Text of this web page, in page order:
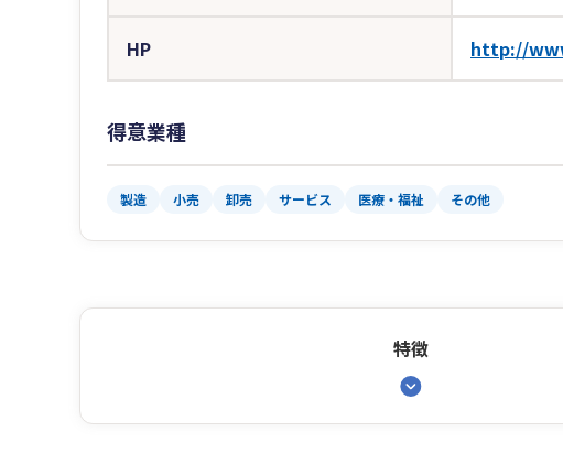
HP http://
得意業種
製造 小売 卸売 サービス 医療・福祉 その他
特徴